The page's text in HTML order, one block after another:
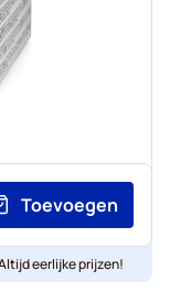
Toevoegen
eerlijke prijzen!